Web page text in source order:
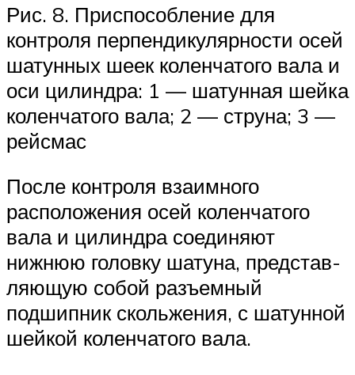
Рис. 8. Приспособление для
контроля перпендикулярности осей
шатун­ных шеек коленчатого вала и
оси цилиндра: 1 — шатунная шейка
коленчатого вала; 2 — струна; 3 —
рейсмас
После контроля взаимного
расположения осей коленчатого
вала и цилиндра соединяют
нижнюю головку шатуна, представ­
ляющую собой разъемный
подшипник скольжения, с шатунной
шейкой коленчатого вала.